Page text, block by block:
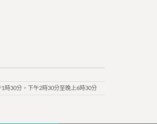
時30分，下午2時30分至晚上6時30分